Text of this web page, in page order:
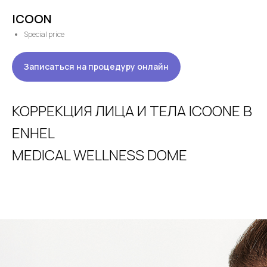
ICOON
Special price
Записаться на процедуру онлайн
КОРРЕКЦИЯ ЛИЦА И ТЕЛА ICOONE В
ENHEL
MEDICAL WELLNESS DOME
О проекте
Услуги
Клуб биохакинга
Карта сайта
Блог
Выгодные предложения